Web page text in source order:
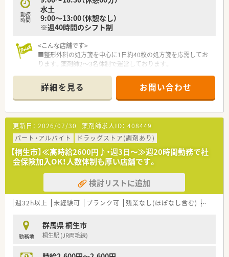
勤務
時間
水土
9:00～13:00（休憩なし）
※週40時間のシフト制
<こんな店舗です>
■整形外科の処方箋を中心に1日約40枚の処方箋を応需してお
ります。薬剤師2～3名体制で運営しております。
様、スタッフ同士協力して円滑な進行を心がけております。
■高齢の患者様も多い為、服薬指導に注力しており、体調変化や
お困りごとなどを聞いて必要に応じてサポートしております。
■桐生市内に系列店舗が7店舗あり急な欠員時のサポートや長期
休暇時のフォローもございます。
<充実の店舗システム>
■作業の機械化、システム化を積極的に推進！
■レセプト用コンピュータ、POSレジ、在庫管理システムを連動
させています。
■レセプト入力と併せて在庫情報をサーバーに集約できる環境
を全店舗で展開！
■ピッキング・散剤共に監査システムも整っています！
■最新のＩＣＴを導入した薬歴管理を行っています。現役薬剤
■薬剤師さんの対人業務をバックアップ！
<成長へつながる研修制度>
詳細を見る お問い合わせ
更新日： 2026/07/30 薬剤師求人ID： 408449
パート・アルバイト
ドラッグストア(調剤あり)
【桐生市】≪高時給2600円♪・週3日～≫週20時間勤務で社
会保険加入OK！人数体制も厚い店舗です。
検討リストに追加
週32h以上 未経験可 ブランク可 残業なし(ほぼなし含む) 車通勤
勤務地
群馬県 桐生市
桐生駅 (JR両毛線)